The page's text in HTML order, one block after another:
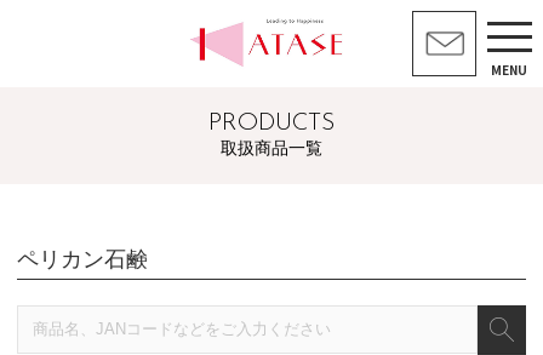
MENU
PRODUCTS
取扱商品一覧
ペリカン石鹸